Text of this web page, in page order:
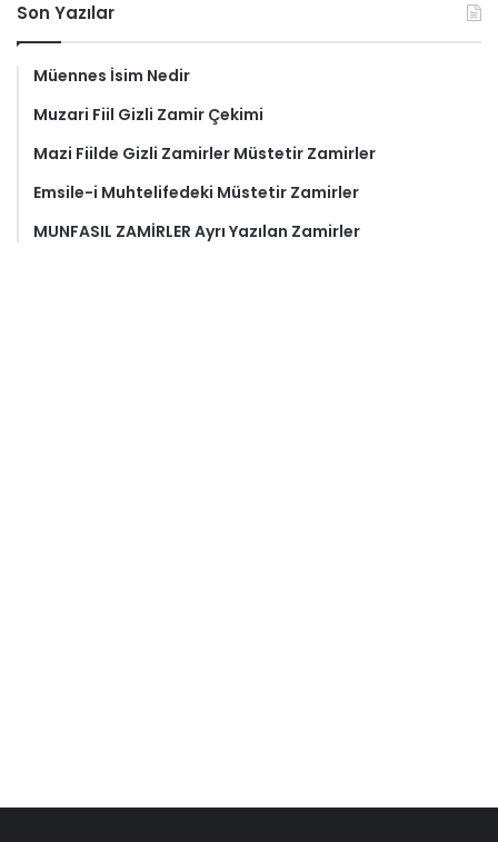
Son Yazılar
Müennes İsim Nedir
Muzari Fiil Gizli Zamir Çekimi
Mazi Fiilde Gizli Zamirler Müstetir Zamirler
Emsile-i Muhtelifedeki Müstetir Zamirler
MUNFASIL ZAMİRLER Ayrı Yazılan Zamirler